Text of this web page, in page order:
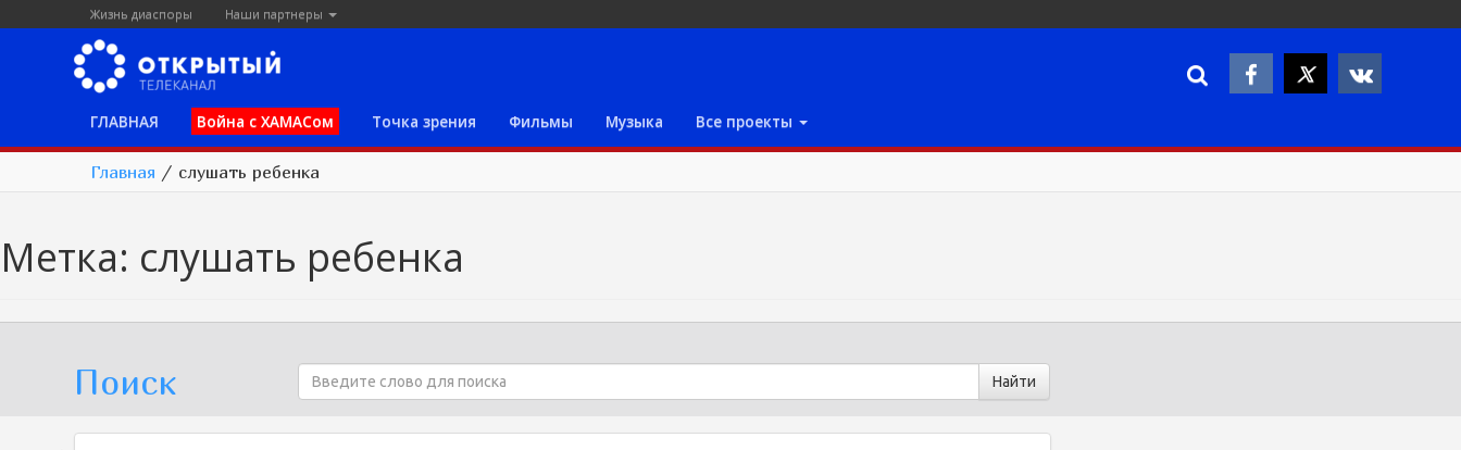
Жизнь диаспоры Наши партнеры
ГЛАВНАЯ Война с ХАМАСом Точка зрения Фильмы Музыка Все проекты
Главная / слушать ребенка
Метка: слушать ребенка
Поиск